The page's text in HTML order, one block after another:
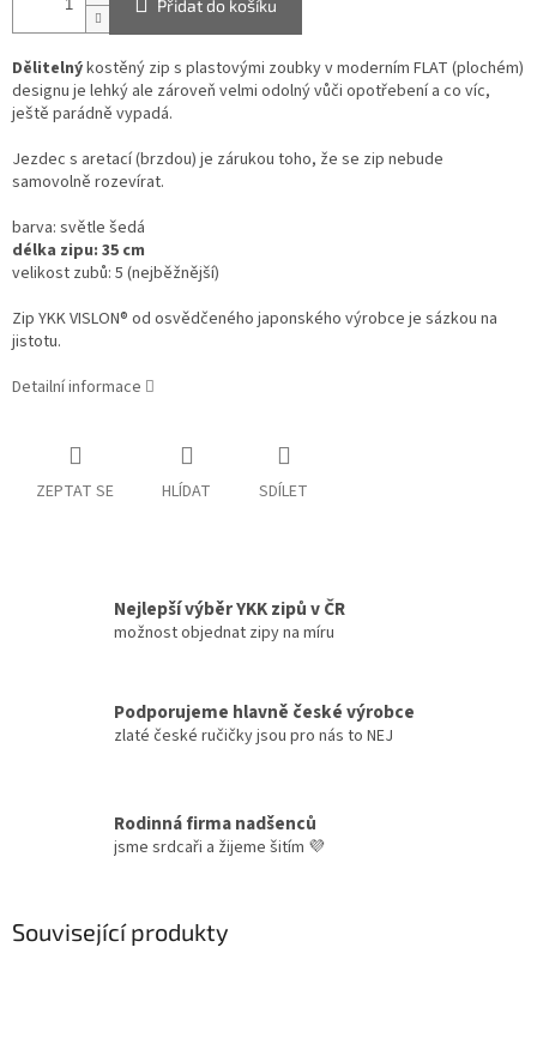
Přidat do košíku
Dělitelnýkostěný zip s plastovými zoubky v moderním FLAT (plochém)
designu je lehký ale zároveň velmi odolný vůči opotřebení a co víc,
ještě parádně vypadá.
Jezdec s aretací (brzdou) je zárukou toho, že se zip nebude
samovolně rozevírat.
barva: světle šedá
délka zipu: 35 cm
velikost zubů: 5 (nejběžnější)
Zip YKK VISLON® od osvědčeného japonského výrobce je sázkou na
jistotu.
Detailní informace
ZEPTAT SE HLÍDAT SDÍLET
Nejlepší výběr YKK zipů v ČR
možnost objednat zipy na míru
Podporujeme hlavně české výrobce
zlaté české ručičky jsou pro nás to NEJ
Rodinná firma nadšenců
jsme srdcaři a žijeme šitím 💜
Související produkty